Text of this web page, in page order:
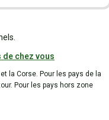
chez vous
la Corse. Pour les pays de la
Pour les pays hors zone